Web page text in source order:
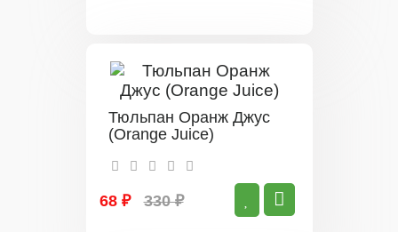
Тюльпан Оранж Джус
(Orange Juice)
68 ₽ 330 ₽